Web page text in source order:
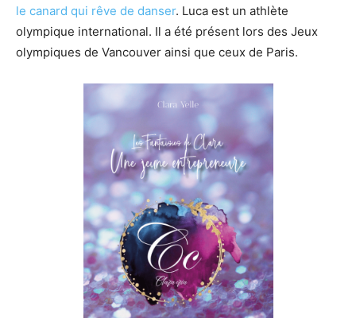
le canard qui rêve de danser. Luca est un athlète
olympique international. Il a été présent lors des Jeux
olympiques de Vancouver ainsi que ceux de Paris.